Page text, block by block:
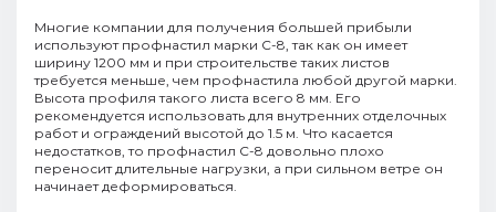
Многие компании для получения большей прибыли
используют профнастил марки С-8, так как он имеет
ширину 1200 мм и при строительстве таких листов
требуется меньше, чем профнастила любой другой марки.
Высота профиля такого листа всего 8 мм. Его
рекомендуется использовать для внутренних отделочных
работ и ограждений высотой до 1.5 м. Что касается
недостатков, то профнастил С-8 довольно плохо
переносит длительные нагрузки, а при сильном ветре он
начинает деформироваться.